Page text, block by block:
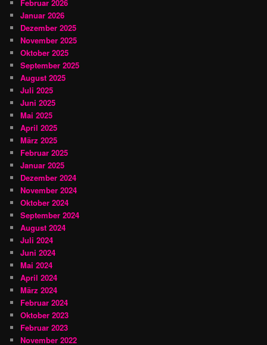
Februar 2026
Januar 2026
Dezember 2025
November 2025
Oktober 2025
September 2025
August 2025
Juli 2025
Juni 2025
Mai 2025
April 2025
März 2025
Februar 2025
Januar 2025
Dezember 2024
November 2024
Oktober 2024
September 2024
August 2024
Juli 2024
Juni 2024
Mai 2024
April 2024
März 2024
Februar 2024
Oktober 2023
Februar 2023
November 2022